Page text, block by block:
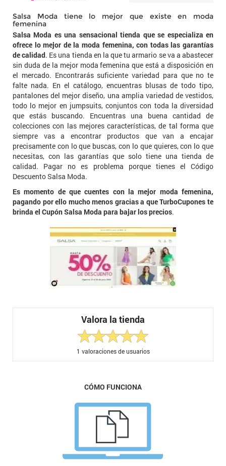
Salsa Moda tiene lo mejor que existe en moda
femenina
Salsa Moda es una sensacional tienda que se especializa en
ofrece lo mejor de la moda femenina, con todas las garantías
de calidad. Es una tienda en la que tu armario se va a abastecer
sin duda de la mejor moda femenina que está a disposición en
el mercado. Encontrarás suficiente variedad para que no te
falte nada. En el catálogo, encuentras blusas de todo tipo,
pantalones del mejor diseño, una amplia variedad de vestidos,
todo lo mejor en jumpsuits, conjuntos con toda la diversidad
que estás buscando. Encuentras una buena cantidad de
colecciones con las mejores características, de tal forma que
siempre vas a encontrar productos que van a encajar
precisamente con lo que buscas, con lo que quieres, con lo que
necesitas, con las garantías que solo tiene una tienda de
calidad. Pagar no es problema porque tienes el Código
Descuento Salsa Moda.
Es momento de que cuentes con la mejor moda femenina,
pagando por ello mucho menos gracias a que TurboCupones te
brinda el Cupón Salsa Moda para bajar los precios.
Valora la tienda
1 valoraciones de usuarios
CÓMO FUNCIONA